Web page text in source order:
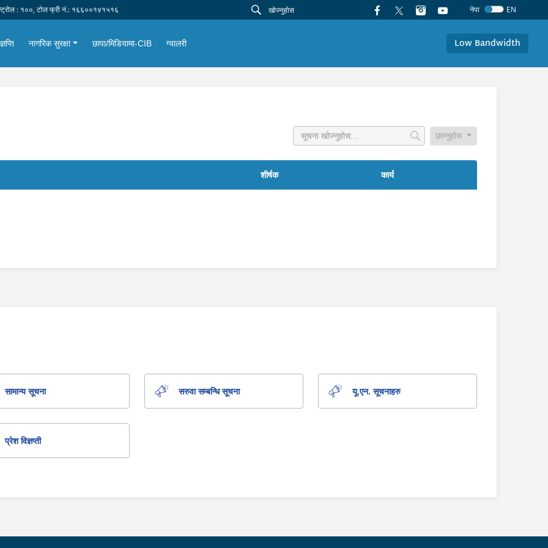
: १००, टोल फ्री नं.: १६६००१४१५१६ नेपा EN
नागरिक सुरक्षा छापा/मिडियामा-CIB ग्यालरी Low Bandwidth
छान्नुहोस
शीर्षक कार्य
सामान्य सूचना सरुवा सम्बन्धि सूचना यू.एन. सूचनाहरु
प्रेश विज्ञप्ती